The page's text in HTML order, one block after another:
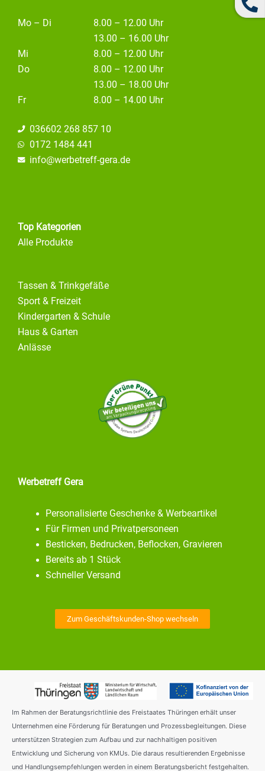
Mo – Di
8.00 – 12.00 Uhr
13.00 – 16.00 Uhr
Mi
8.00 – 12.00 Uhr
Do
8.00 – 12.00 Uhr
13.00 – 18.00 Uhr
Fr
8.00 – 14.00 Uhr
036602 268 857 10
0172 1484 441
info@werbetreff-gera.de
Top Kategorien
Alle Produkte
Tassen & Trinkgefäße
Sport & Freizeit
Kindergarten & Schule
Haus & Garten
Anlässe
Werbetreff Gera
Personalisierte Geschenke & Werbeartikel
Für Firmen und Privatpersoneen
Besticken, Bedrucken, Beflocken, Gravieren
Bereits ab 1 Stück
Schneller Versand
Zum Geschäftskunden-Shop wechseln
Im Rahmen der Beratungsrichtlinie des Freistaates Thüringen erhält unser
Unternehmen eine Förderung für Beratungen und Prozessbegleitungen. Diese
unterstützen Strategien zum Aufbau und zur nachhaltigen positiven
Entwicklung und Sicherung von KMUs. Die daraus resultierenden Ergebnisse
und Handlungsempfehlungen werden in einem Beratungsbericht festgehalten.